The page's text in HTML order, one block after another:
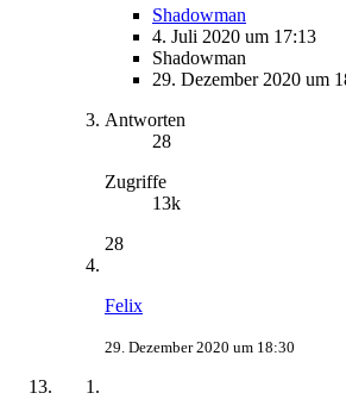
Shadowman
4. Juli 2020 um 17:13
Shadowman
29. Dezember 2020 um
Antworten
28
Zugriffe
13k
28
Felix
29. Dezember 2020 um 18:30